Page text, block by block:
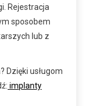
Rejestracja
sposobem
lub z
Dzięki usługom
implanty